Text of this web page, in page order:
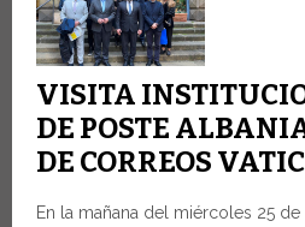
VISITA
DE POSTE
DE CORREOS
En la mañana del miércoles 25